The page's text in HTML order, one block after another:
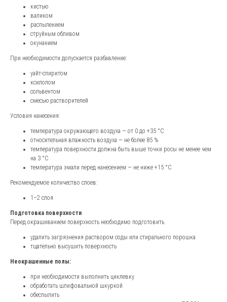
кистью
валиком
распылением
струйным обливом
окунанием
При необходимости допускается разбавление:
уайт-спиритом
ксилолом
сольвентом
смесью растворителей
Условия нанесения:
температура окружающего воздуха — от 0 до +35 °С
относительная влажность воздуха — не более 85 %
температура поверхности должна быть выше точки росы не менее чем
на 3 °С
температура эмали перед нанесением — не ниже +15 °С
Рекомендуемое количество слоев:
1–2 слоя
Подготовка поверхности
Перед окрашиванием поверхность необходимо подготовить.
удалить загрязнения раствором соды или стирального порошка
тщательно высушить поверхность
Неокрашенные полы:
при необходимости выполнить циклевку
обработать шлифовальной шкуркой
обеспылить